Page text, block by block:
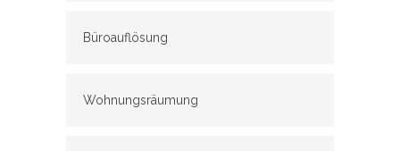
Büroauflösung
Wohnungsräumung